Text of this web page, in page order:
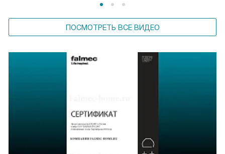
ПОСМОТРЕТЬ ВСЕ ВИДЕО